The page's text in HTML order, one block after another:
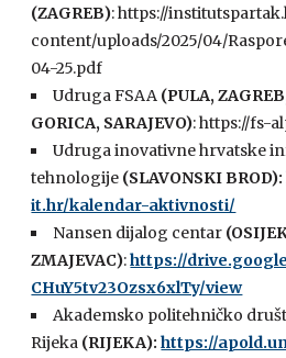
(ZAGREB): https://
content/uploads/2025/04/
04-25.pdf
Udruga FSAA (PULA,
GORICA, SARAJEVO): https://fs-
Udruga inovativne hrvatske
tehnologije (SLAVONSKI BROD):
it.hr/kalendar-aktivnosti/
Nansen dijalog centar
ZMAJEVAC):https://
CHuY5tv23Ozsx6xlTy/view
Akademsko politehničko
Rijeka (RIJEKA): https://